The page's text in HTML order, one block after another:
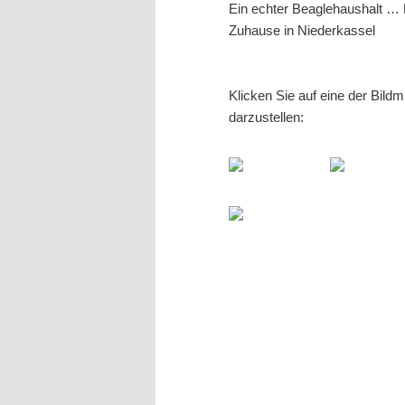
Ein echter Beaglehaushalt …
Zuhause in Niederkassel
Klicken Sie auf eine der
darzustellen: